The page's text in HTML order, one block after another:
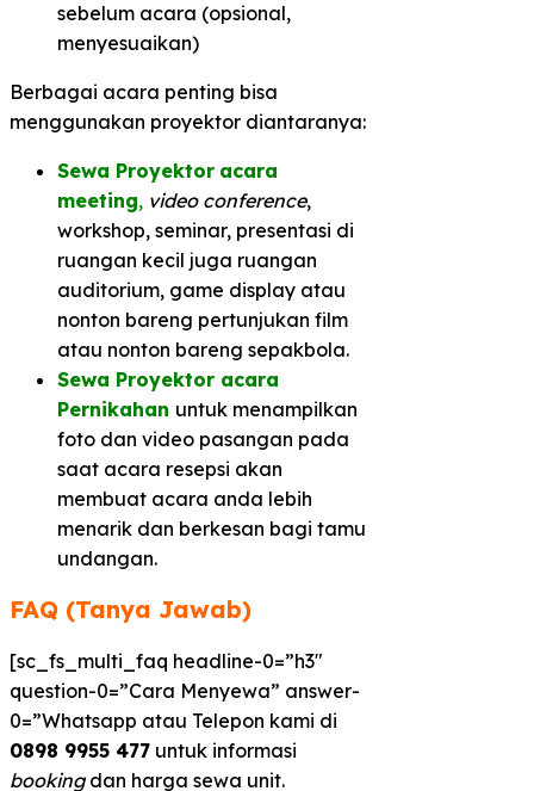
sebelum acara (opsional,
menyesuaikan)
Berbagai acara penting bisa
menggunakan proyektor diantaranya:
Sewa Proyektor acara
meeting, video conference,
workshop, seminar, presentasi di
ruangan kecil juga ruangan
auditorium, game display atau
nonton bareng pertunjukan film
atau nonton bareng sepakbola.
Sewa Proyektor acara
Pernikahan untuk menampilkan
foto dan video pasangan pada
saat acara resepsi akan
membuat acara anda lebih
menarik dan berkesan bagi tamu
undangan.
FAQ (Tanya Jawab)
[sc_fs_multi_faq headline-0=”h3″
question-0=”Cara Menyewa” answer-
0=”Whatsapp atau Telepon kami di
0898 9955 477 untuk informasi
bookingdan harga sewa unit.